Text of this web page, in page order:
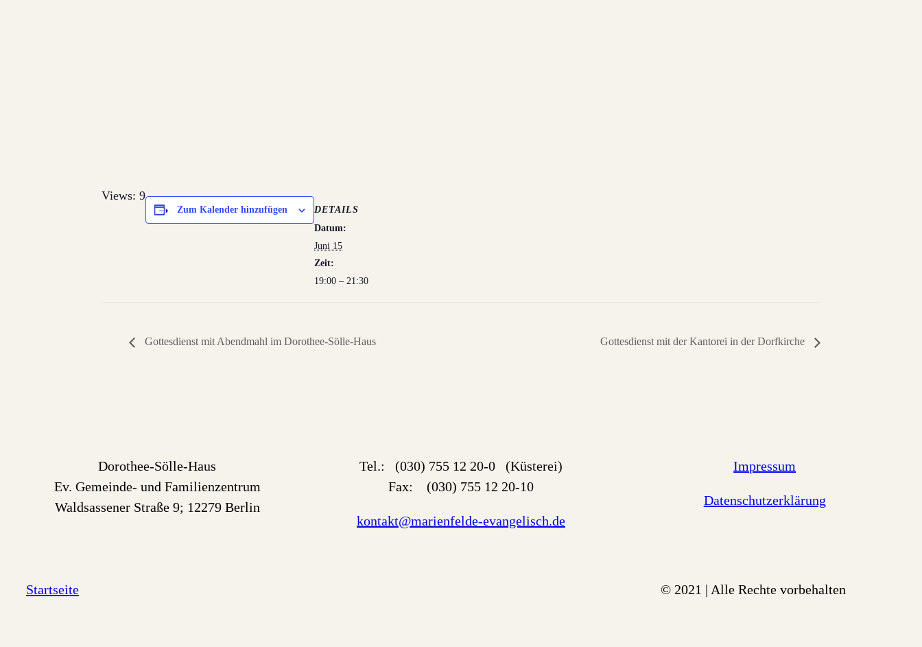
Views: 9
Zum Kalender hinzufügen
DETAILS
Datum:
Juni 15
Zeit:
19:00 – 21:30
Gottesdienst mit Abendmahl im Dorothee-Sölle-Haus Gottesdienst mit der Kantorei in der Dorfkirche
Dorothee-Sölle-Haus
Ev. Gemeinde- und Familienzentrum
Waldsassener Straße 9; 12279 Berlin
Tel.: (030) 755 12 20-0 (Küsterei)
Fax: (030) 755 12 20-10
kontakt@marienfelde-evangelisch.de
Impressum
Datenschutzerklärung
Startseite © 2021 | Alle Rechte vorbehalten